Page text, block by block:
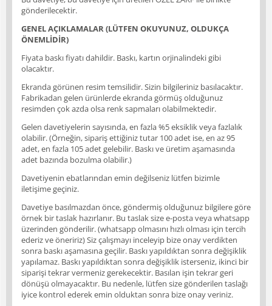
gönderilecektir.
GENEL AÇIKLAMALAR (LÜTFEN OKUYUNUZ, OLDUKÇA
ÖNEMLİDİR)
Fiyata baskı fiyatı dahildir. Baskı, kartın orjinalindeki gibi
olacaktır.
Ekranda görünen resim temsilidir. Sizin bilgileriniz basılacaktır.
Fabrikadan gelen ürünlerde ekranda görmüş olduğunuz
resimden çok azda olsa renk sapmaları olabilmektedir.
Gelen davetiyelerin sayısında, en fazla %5 eksiklik veya fazlalık
olabilir. (Örneğin, sipariş ettiğiniz tutar 100 adet ise, en az 95
adet, en fazla 105 adet gelebilir. Baskı ve üretim aşamasında
adet bazında bozulma olabilir.)
Davetiyenin ebatlarından emin değilseniz lütfen bizimle
iletişime geçiniz.
Davetiye basılmazdan önce, göndermiş olduğunuz bilgilere göre
örnek bir taslak hazırlanır. Bu taslak size e-posta veya whatsapp
üzerinden gönderilir. (whatsapp olmasını hızlı olması için tercih
ederiz ve öneririz) Siz çalışmayı inceleyip bize onay verdikten
sonra baskı aşamasına geçilir. Baskı yapıldıktan sonra değişiklik
yapılamaz. Baskı yapıldıktan sonra değişiklik isterseniz, ikinci bir
siparişi tekrar vermeniz gerekecektir. Basılan işin tekrar geri
dönüşü olmayacaktır. Bu nedenle, lütfen size gönderilen taslağı
iyice kontrol ederek emin olduktan sonra bize onay veriniz.